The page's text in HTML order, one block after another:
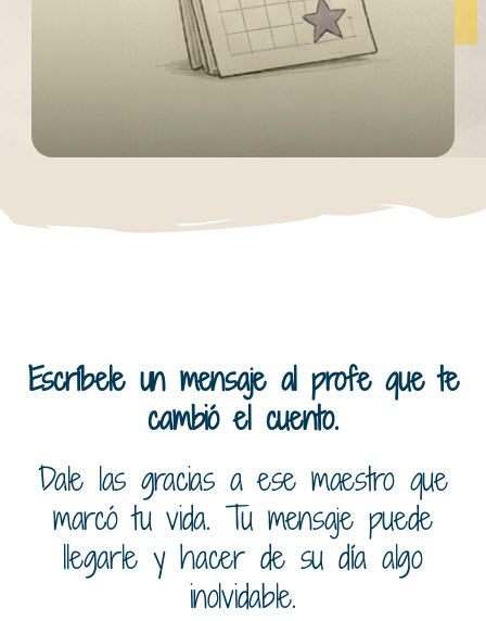
Escríbele un mensaje al profe que te
cambió el cuento.
Dale las gracias a ese maestro que
marcó tu vida. Tu mensaje puede
llegarle y hacer de su día algo
inolvidable.